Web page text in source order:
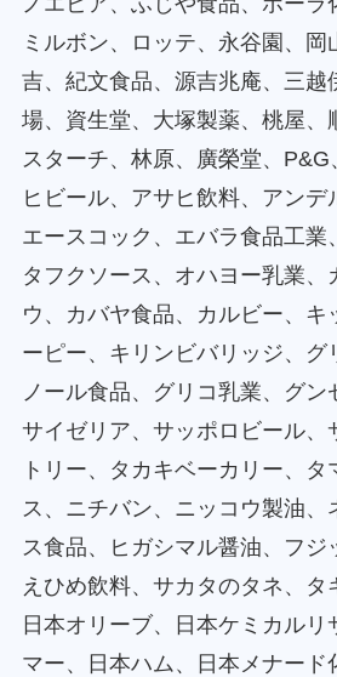
ミルボン、ロッテ、永谷園、岡
吉、紀文食品、源吉兆庵、三越
場、資生堂、大塚製薬、桃屋、
スターチ、林原、廣榮堂、
ヒビール、アサヒ飲料、アンデ
エースコック、エバラ食品工業
タフクソース、オハヨー乳業、
ウ、カバヤ食品、カルビー、キ
ーピー、キリンビバリッジ、グ
ノール食品、グリコ乳業、グン
サイゼリア、サッポロビール、
トリー、タカキベーカリー、
ス、ニチバン、ニッコウ製油、
ス食品、ヒガシマル醤油、フジ
えひめ飲料、サカタのタネ、タ
日本オリーブ、日本ケミカルリ
マー、日本ハム、日本メナード